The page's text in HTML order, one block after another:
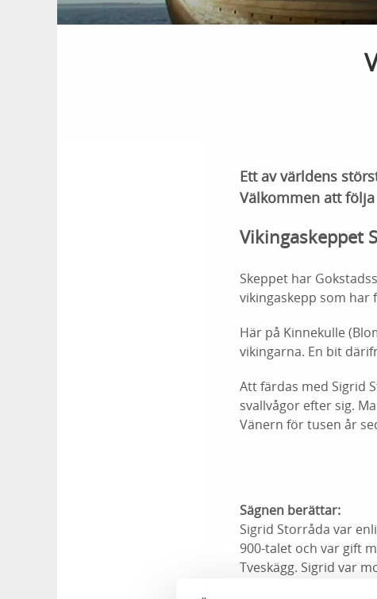
Ett av världens
Välkommen att
Vikingaskeppet
Skeppet har
vikingaskepp som har
Här på Kinnekulle
vikingarna. En bit
Att färdas med Sigrid
svallvågor efter sig.
Vänern för tusen år
Sägnen berättar:
Sigrid Storråda var
900-talet och var gift
Tveskägg. Sigrid var